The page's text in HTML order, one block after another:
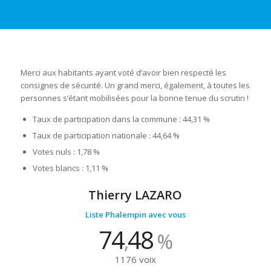
Merci aux habitants ayant voté d’avoir bien respecté les
consignes de sécurité. Un grand merci, également, à toutes les
personnes s’étant mobilisées pour la bonne tenue du scrutin !
Taux de participation dans la commune : 44,31 %
Taux de participation nationale : 44,64 %
Votes nuls : 1,78 %
Votes blancs : 1,11 %
Thierry LAZARO
Liste Phalempin avec vous
74,48%
1176 voix